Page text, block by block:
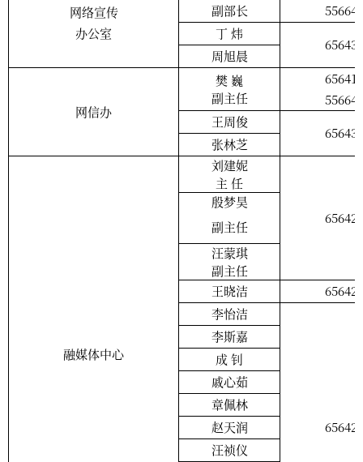
网络宣传
办公室
副部长
丁 炜
周旭晨
网信办
樊 巍
副主任
王周俊
张林芝
融媒体中心
刘建妮
主 任
殷梦昊
副主任
汪蒙琪
副主任
王晓洁
李怡洁
李斯嘉
成钊
戚心茹
章佩林
赵天润
汪祯仪